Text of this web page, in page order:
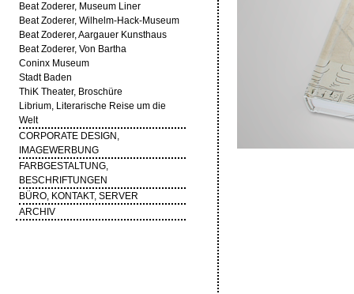
Beat Zoderer, Museum Liner
Beat Zoderer, Wilhelm-Hack-Museum
Beat Zoderer, Aargauer Kunsthaus
Beat Zoderer, Von Bartha
Coninx Museum
Stadt Baden
ThiK Theater, Broschüre
Librium, Literarische Reise um die
Welt
CORPORATE DESIGN,
IMAGEWERBUNG
FARBGESTALTUNG,
BESCHRIFTUNGEN
BÜRO, KONTAKT, SERVER
ARCHIV